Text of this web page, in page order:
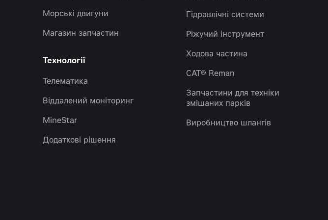
Морські двигуни
Магазин запчастин
Технології
Телематика
Віддалений моніторинг
MineStar
Додаткові рішення
Гідравлічні системи
Ріжучий інструмент
Ходова частина
CAT® Reman
Запчастини для техніки
змішаних парків
Виробництво шлангів